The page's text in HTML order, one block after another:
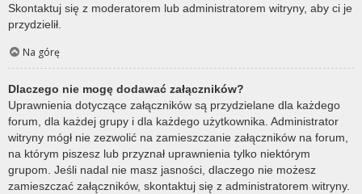
Skontaktuj się z moderatorem lub administratorem witryny, aby ci je
przydzielił.
Na górę
Dlaczego nie mogę dodawać załączników?
Uprawnienia dotyczące załączników są przydzielane dla każdego
forum, dla każdej grupy i dla każdego użytkownika. Administrator
witryny mógł nie zezwolić na zamieszczanie załączników na forum,
na którym piszesz lub przyznał uprawnienia tylko niektórym
grupom. Jeśli nadal nie masz jasności, dlaczego nie możesz
zamieszczać załączników, skontaktuj się z administratorem witryny.